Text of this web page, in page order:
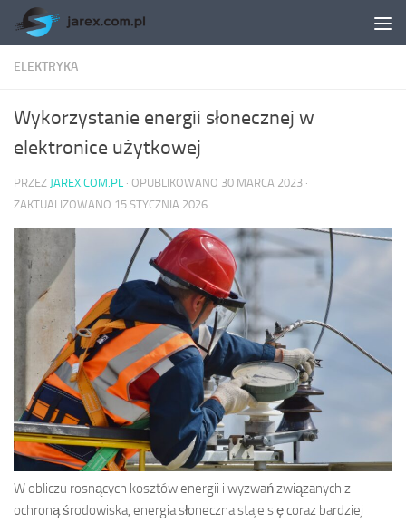
Skip to content
ELEKTRYKA
Wykorzystanie energii słonecznej w
elektronice użytkowej
PRZEZ JAREX.COM.PL · OPUBLIKOWANO 30 MARCA 2023 ·
ZAKTUALIZOWANO 15 STYCZNIA 2026
W obliczu rosnących kosztów energii i wyzwań związanych z
ochroną środowiska, energia słoneczna staje się coraz bardziej